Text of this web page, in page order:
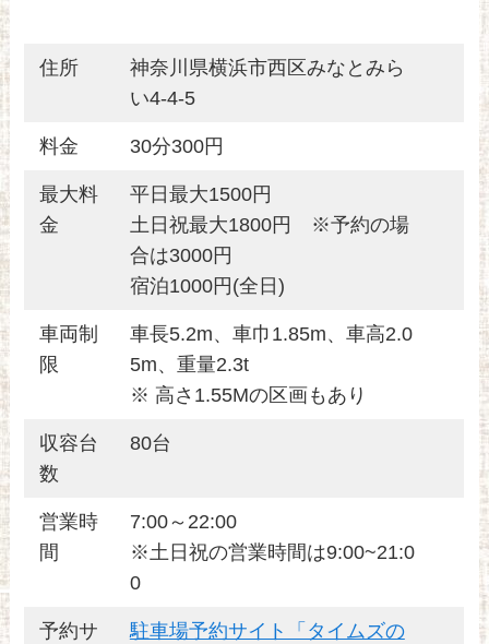
住所
神奈川県横浜市西区みなとみら
い4-4-5
料金 30分300円
最大料
金
平日最大1500円
土日祝最大1800円 ※予約の場
合は3000円
宿泊1000円(全日)
車両制
限
車長5.2m、車巾1.85m、車高2.0
5m、重量2.3t
※ 高さ1.55Mの区画もあり
収容台
数
80台
営業時
間
7:00～22:00
※土日祝の営業時間は9:00~21:0
0
予約サ
駐車場予約サイト「タイムズの